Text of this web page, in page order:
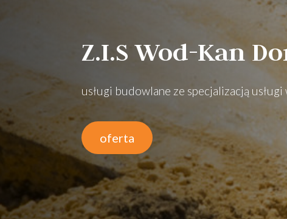
Z.I.S Wod-Kan
usługi budowlane ze specjalizacją
oferta